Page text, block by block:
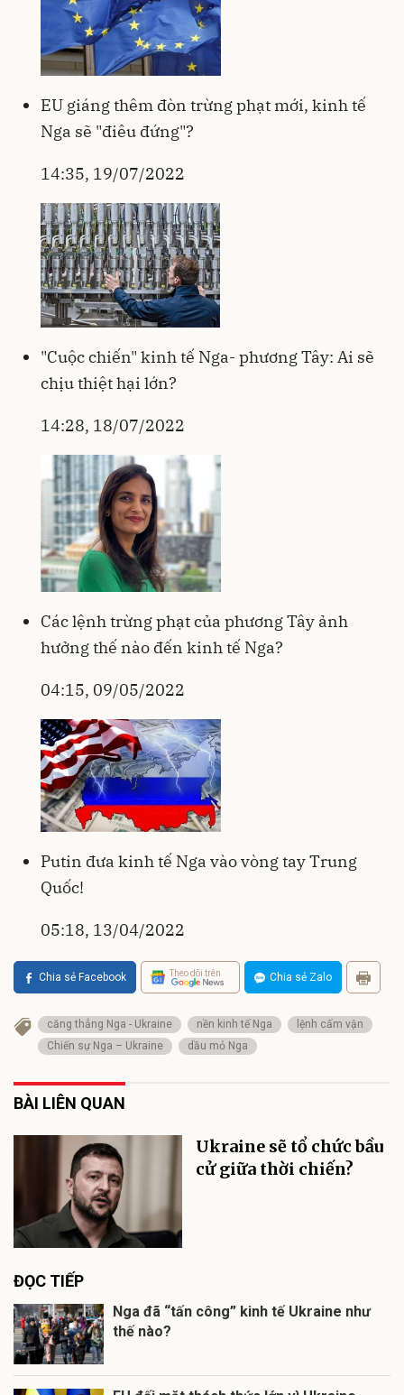
EU giáng thêm đòn trừng phạt mới, kinh tế
Nga sẽ "điêu đứng"?
14:35, 19/07/2022
"Cuộc chiến" kinh tế Nga- phương Tây: Ai sẽ
chịu thiệt hại lớn?
14:28, 18/07/2022
Các lệnh trừng phạt của phương Tây ảnh
hưởng thế nào đến kinh tế Nga?
04:15, 09/05/2022
Putin đưa kinh tế Nga vào vòng tay Trung
Quốc!
05:18, 13/04/2022
Chia sẻ Facebook Theo dõi trên Chia sẻ Zalo
căng thẳng Nga - Ukraine nền kinh tế Nga
lệnh cấm vận
Chiến sự Nga – Ukraine
dầu mỏ Nga
BÀI LIÊN QUAN
Ukraine sẽ tổ chức bầu
cử giữa thời chiến?
ĐỌC TIẾP
Nga đã “tấn công” kinh tế Ukraine như
thế nào?